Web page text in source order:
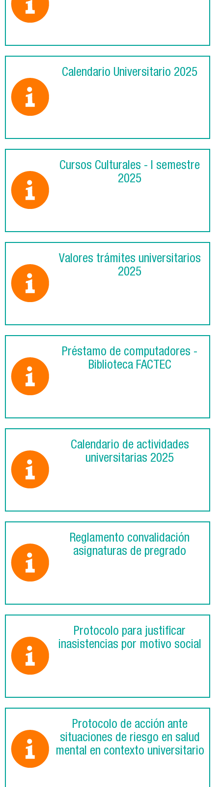
Calendario Universitario 2025
Cursos Culturales - I semestre
2025
Valores trámites universitarios
2025
Préstamo de computadores -
Biblioteca FACTEC
Calendario de actividades
universitarias 2025
Reglamento convalidación
asignaturas de pregrado
Protocolo para justificar
inasistencias por motivo social
Protocolo de acción ante
situaciones de riesgo en salud
mental en contexto universitario